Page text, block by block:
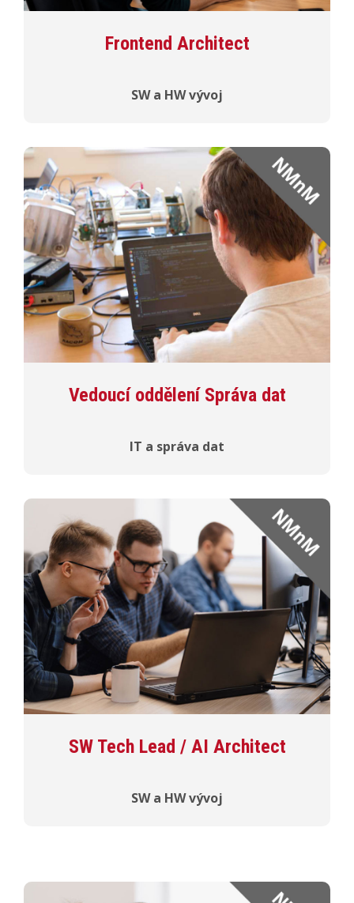
Frontend Architect
SW a HW vývoj
Vedoucí oddělení Správa dat
IT a správa dat
SW Tech Lead / AI Architect
SW a HW vývoj